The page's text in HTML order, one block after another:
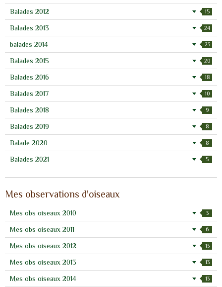
Balades 2012 15
Balades 2013 24
balades 2014 23
Balades 2015 20
Balades 2016 18
Balades 2017 10
Balades 2018 9
Balades 2019 8
Balade 2020 8
Balades 2021 5
Mes observations d'oiseaux
Mes obs oiseaux 2010 3
Mes obs oiseaux 2011 6
Mes obs oiseaux 2012 13
Mes obs oiseaux 2013 13
Mes obs oiseaux 2014 13